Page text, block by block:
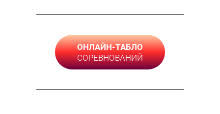
ОНЛАЙН-ТАБЛО
СОРЕВНОВАНИЙ